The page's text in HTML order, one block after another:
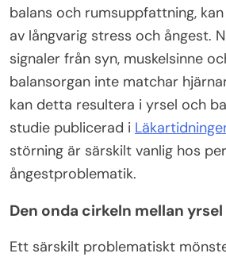
balans och rumsuppfattning,
av långvarig stress och ångest.
signaler från syn, muskelsinne
balansorgan inte matchar
kan detta resultera i yrsel och
studie publicerad i
störning är särskilt vanlig hos
ångestproblematik.
Den onda cirkeln mellan
Ett särskilt problematiskt